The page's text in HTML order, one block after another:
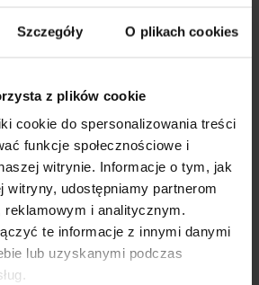
Szczegóły O plikach cookies
z plików cookie
cookie do spersonalizowania treści
funkcje społecznościowe i
witrynie. Informacje o tym, jak
witryny, udostępniamy partnerom
reklamowym i analitycznym.
te informacje z innymi danymi
lub uzyskanymi podczas
z krokomierzem M-
Coyote (50001005)